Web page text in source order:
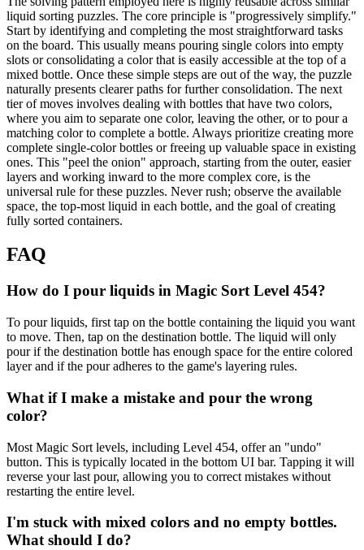
liquid sorting puzzles. The core principle is "progressively simplify."
Start by identifying and completing the most straightforward tasks
on the board. This usually means pouring single colors into empty
slots or consolidating a color that is easily accessible at the top of a
mixed bottle. Once these simple steps are out of the way, the puzzle
naturally presents clearer paths for further consolidation. The next
tier of moves involves dealing with bottles that have two colors,
where you aim to separate one color, leaving the other, or to pour a
matching color to complete a bottle. Always prioritize creating more
complete single-color bottles or freeing up valuable space in existing
ones. This "peel the onion" approach, starting from the outer, easier
layers and working inward to the more complex core, is the
universal rule for these puzzles. Never rush; observe the available
space, the top-most liquid in each bottle, and the goal of creating
fully sorted containers.
FAQ
How do I pour liquids in Magic Sort Level 454?
To pour liquids, first tap on the bottle containing the liquid you want
to move. Then, tap on the destination bottle. The liquid will only
pour if the destination bottle has enough space for the entire colored
layer and if the pour adheres to the game's layering rules.
What if I make a mistake and pour the wrong
color?
Most Magic Sort levels, including Level 454, offer an "undo"
button. This is typically located in the bottom UI bar. Tapping it will
reverse your last pour, allowing you to correct mistakes without
restarting the entire level.
I'm stuck with mixed colors and no empty bottles.
What should I do?